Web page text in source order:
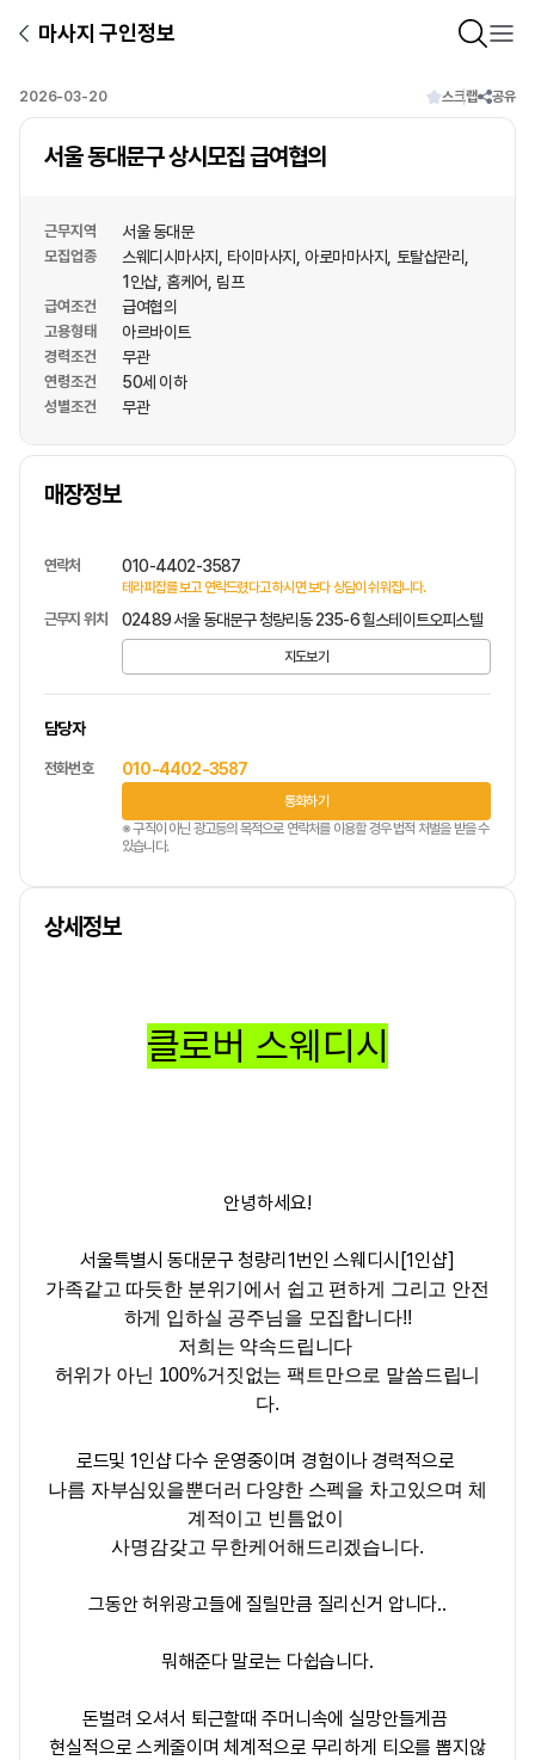
마사지 구인정보
2026-03-20 스크랩 공유
서울 동대문구 상시모집 급여협의
근무지역 서울 동대문
모집업종 스웨디시마사지 타이마사지 아로마마사지
토탈샵관리
1인샵 홈케어 림프
급여조건 급여협의
고용형태 아르바이트
경력조건 무관
연령조건 50세 이하
성별조건 무관
매장정보
상호명
연락처 010-4402-3587
테라피잡를 보고 연락드렸다고 하시면 보다 상담이 쉬워집니다.
근무지 위치 02489 서울 동대문구 청량리동 235-6 힐스테이트오피스텔
지도보기
담당자
전화번호 010-4402-3587
통화하기
※ 구직이 아닌 광고등의 목적으로 연락처를 이용할 경우 법적 처벌을 받을 수
있습니다.
상세정보
클로버 스웨디시
안녕하세요!
서울특별시 동대문구 청량리1번인 스웨디시[1인샵]
가족같고 따듯한 분위기에서 쉽고 편하게 그리고 안전
하게 입하실 공주님을 모집합니다!!
저희는 약속드립니다
허위가 아닌 100%거짓없는 팩트만으로 말씀드립니
다.
로드및 1인샵 다수 운영중이며 경험이나 경력적으로
나름 자부심있을뿐더러 다양한 스펙을 차고있으며 체
계적이고 빈틈없이
사명감갖고 무한케어해드리겠습니다.
그동안 허위광고들에 질릴만큼 질리신거 압니다..
뭐해준다 말로는 다쉽습니다.
돈벌려 오셔서 퇴근할때 주머니속에 실망안들게끔
현실적으로 스케줄이며 체계적으로 무리하게 티오를 뽑지않